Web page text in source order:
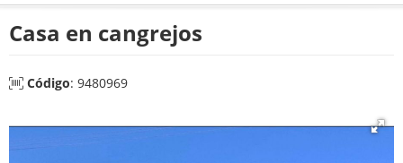
Casa en cangrejos
Código: 9480969